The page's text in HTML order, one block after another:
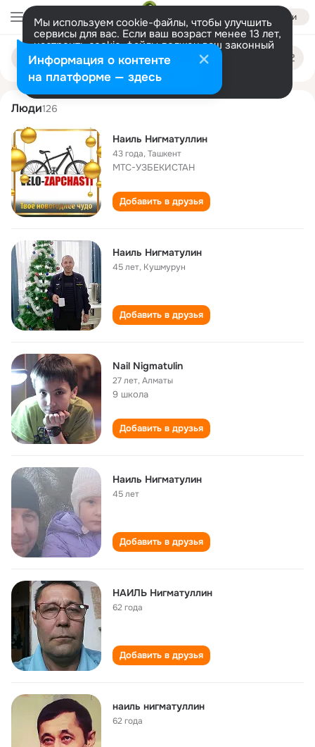
Войти
Мы используем cookie-файлы, чтобы улучшить
сервисы для вас. Если ваш возраст менее 13 лет,
настроить cookie-файлы должен ваш законный
представитель. Больше информации
Разрешить все Настроить
Поиск
людям
nail nigmatullin
Люди126
Наиль Нигматуллин
43 года,Ташкент
МТС-УЗБЕКИСТАН
Добавить в друзья
Наиль Нигматулин
45 лет, Кушмурун
Добавить в друзья
Nail Nigmatulin
27 лет,Aлматы
9 школа
Добавить в друзья
Наиль Нигматулин
45 лет
Добавить в друзья
НАИЛЬ Нигматуллин
62 года
Добавить в друзья
наиль нигматуллин
62 года
Информация о контенте
на платформе — здесь